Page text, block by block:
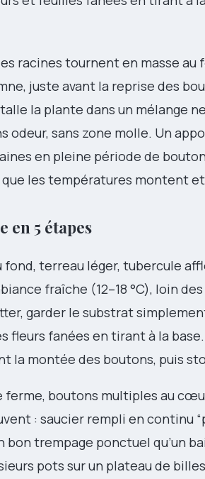
racines tournent en masse au
juste avant la reprise des
la plante dans un mélange
odeur, sans zone molle. Un
en pleine période de
que les températures montent
en 5 étapes
fond, terreau léger, tubercule
fraîche (12–18 °C), loin
garder le substrat
fleurs fanées en tirant à la base.
la montée des boutons, puis
boutons multiples au
: saucier rempli en continu
bon trempage ponctuel qu’un
pots sur un plateau de